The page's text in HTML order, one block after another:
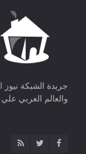
جريدة الشبكة نيوز
والعالم العربي